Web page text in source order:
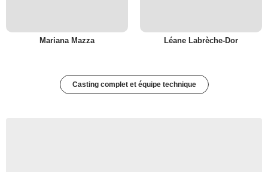
Mariana Mazza Léane Labrèche-Dor
Casting complet et équipe technique